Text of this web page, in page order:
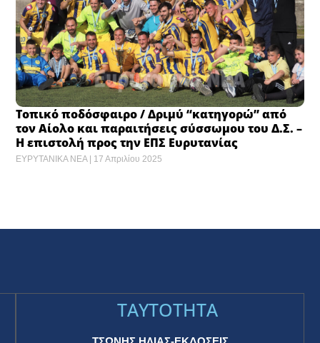
Τοπικό ποδόσφαιρο / Δριμύ “κατηγορώ” από
τον Αίολο και παραιτήσεις σύσσωμου του Δ.Σ. –
Η επιστολή προς την ΕΠΣ Ευρυτανίας
ΕΥΡΥΤΑΝΙΚΑ ΝΕΑ 17 Απριλίου 2025
TAYTOTHTA